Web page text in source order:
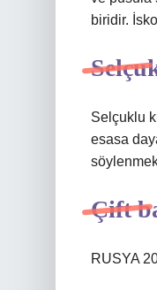
biridir.
Selçuklu
esasa
Çift
RUSYA